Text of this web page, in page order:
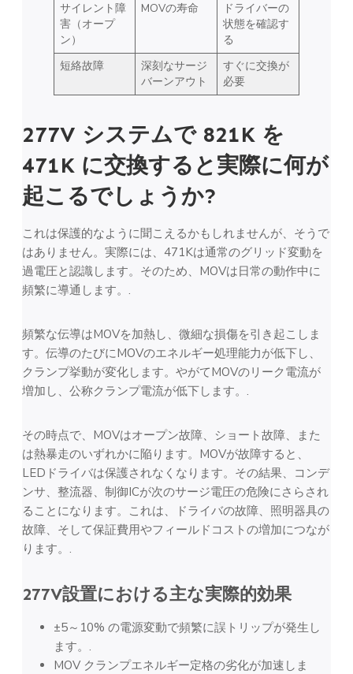
サイレント障
害（オープ
ン）
MOVの寿命
ドライバーの
状態を確認す
る
短絡故障
深刻なサージ
バーンアウト
すぐに交換が
必要
277V システムで 821K を
471K に交換すると実際に何が
起こるでしょうか?
これは保護的なように聞こえるかもしれませんが、そうで
はありません。実際には、471Kは通常のグリッド変動を
過電圧と認識します。そのため、MOVは日常の動作中に
頻繁に導通します。.
頻繁な伝導はMOVを加熱し、微細な損傷を引き起こしま
す。伝導のたびにMOVのエネルギー処理能力が低下し、
クランプ挙動が変化します。やがてMOVのリーク電流が
増加し、公称クランプ電流が低下します。.
その時点で、MOVはオープン故障、ショート故障、また
は熱暴走のいずれかに陥ります。MOVが故障すると、
LEDドライバは保護されなくなります。その結果、コンデ
ンサ、整流器、制御ICが次のサージ電圧の危険にさらされ
ることになります。これは、ドライバの故障、照明器具の
故障、そして保証費用やフィールドコストの増加につなが
ります。.
277V設置における主な実際的効果
±5～10% の電源変動で頻繁に誤トリップが発生し
ます。.
MOV クランプエネルギー定格の劣化が加速しま